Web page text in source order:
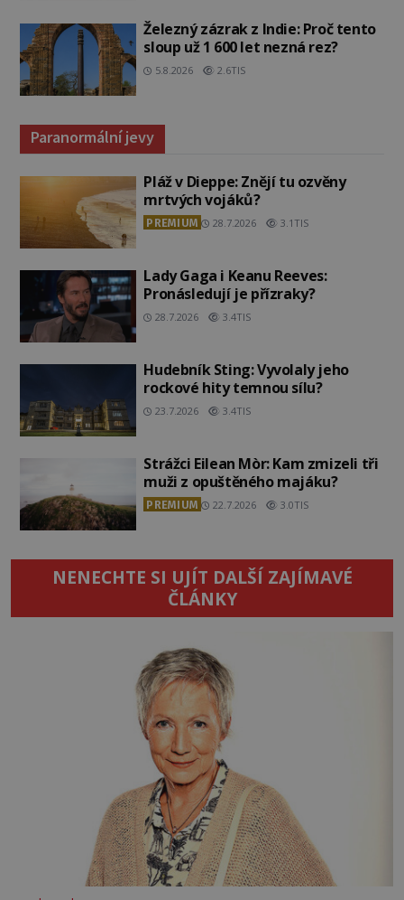
Železný zázrak z Indie: Proč tento
sloup už 1 600 let nezná rez?
5.8.2026 2.6TIS
Paranormální jevy
Pláž v Dieppe: Znějí tu ozvěny
mrtvých vojáků?
PREMIUM 28.7.2026 3.1TIS
Lady Gaga i Keanu Reeves:
Pronásledují je přízraky?
28.7.2026 3.4TIS
Hudebník Sting: Vyvolaly jeho
rockové hity temnou sílu?
23.7.2026 3.4TIS
Strážci Eilean Mòr: Kam zmizeli tři
muži z opuštěného majáku?
PREMIUM 22.7.2026 3.0TIS
NENECHTE SI UJÍT DALŠÍ ZAJÍMAVÉ
ČLÁNKY